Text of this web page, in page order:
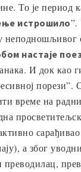
То је
истрошило”.
настаје
И док као
време на
а због